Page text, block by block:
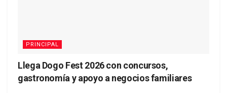
PRINCIPAL
Llega Dogo Fest 2026 con concursos,
gastronomía y apoyo a negocios familiares